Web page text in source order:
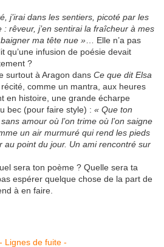
j’irai dans les sentiers, picoté par les
: rêveur, j’en sentirai la fraîcheur à mes
ma tête nue » … Elle n’a pas
qu’une infusion de poésie devait
?
surtout à Aragon dans Ce que dit Elsa
comme un mantra, aux heures
en histoire, une grande écharpe
bec (pour faire style) : « Que ton
amour où l’on trime où l’on saigne
un air murmuré qui rend les pieds
au point du jour. Un ami rencontré sur
sera ton poème ? Quelle sera ta
espérer quelque chose de la part de
à en faire.